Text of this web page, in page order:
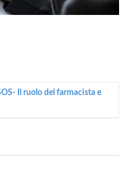
Il ruolo del farmacista e